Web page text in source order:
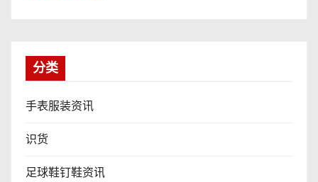
分类
手表服装资讯
识货
足球鞋钉鞋资讯